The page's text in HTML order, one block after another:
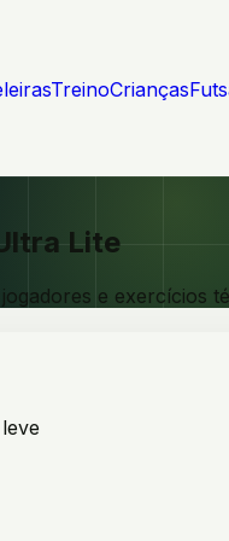
TreinoCrianças
Lite
e exercícios